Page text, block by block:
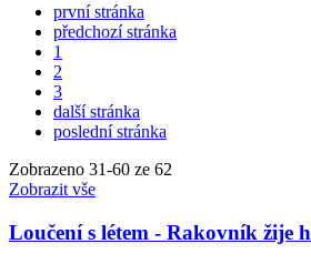
první stránka
předchozí stránka
1
2
3
další stránka
poslední stránka
Zobrazeno 31-60 ze 62
Zobrazit vše
Loučení s létem - Rakovník žije